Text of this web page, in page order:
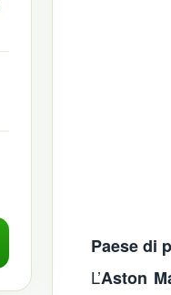
Paese di
L’Aston